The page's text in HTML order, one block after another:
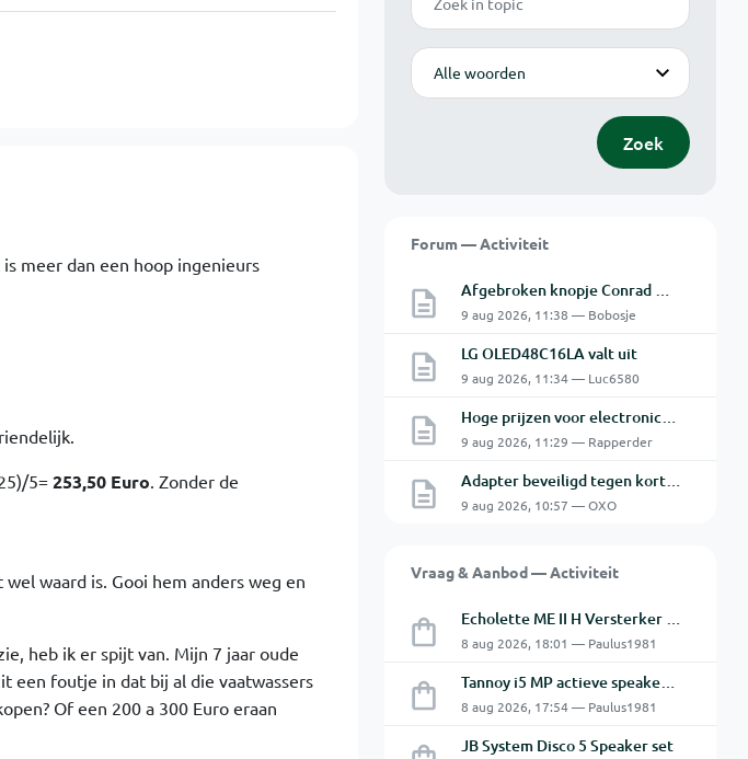
Modus
Zoek
Forum — Activiteit
Afgebroken knopje Conrad Oscilloscoop
9 aug 2026, 11:38 — Bobosje
LG OLED48C16LA valt uit
9 aug 2026, 11:34 — Luc6580
Hoge prijzen voor electronica hobbyisten
9 aug 2026, 11:29 — Rapperder
Adapter beveiligd tegen kortsluiting maar toch defect?
9 aug 2026, 10:57 — OXO
Vraag & Aanbod — Activiteit
Echolette ME II H Versterker Top en Cabine
8 aug 2026, 18:01 — Paulus1981
Tannoy i5 MP actieve speakers - Gebruikt
8 aug 2026, 17:54 — Paulus1981
JB System Disco 5 Speaker set
meer dan een hoop ingenieurs
5= 253,50 Euro. Zonder de
waard is. Gooi hem anders weg en
heb ik er spijt van. Mijn 7 jaar oude
een foutje in dat bij al die vaatwassers
Of een 200 a 300 Euro eraan